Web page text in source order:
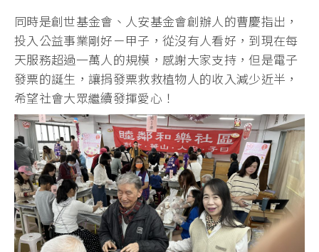
同時是創世基金會、人安基金會創辦人的曹慶指出，
投入公益事業剛好ㄧ甲子，從沒有人看好，到現在每
天服務超過一萬人的規模，感謝大家支持，但是電子
發票的誕生，讓捐發票救救植物人的收入減少近半，
希望社會大眾繼續發揮愛心！